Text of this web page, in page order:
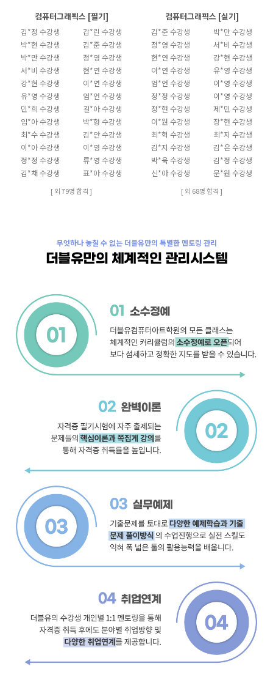
컴퓨터그래픽스 [필기]
김*정 수강생
갑*린 수강생
박*현 수강생
김*준 수강생
박*만 수강생
정*영 수강생
서*비 수강생
현*연 수강생
강*현 수강생
이*연 수강생
유*영 수강생
엄*언 수강생
민*희 수강생
길*아 수강생
임*아 수강생
박*형 수강생
최*수 수강생
김*안 수강생
이*아 수강생
이*영 수강생
정*정 수강생
류*영 수강생
김*채 수강생
표*아 수강생
[ 외 79명 합격 ]
컴퓨터그래픽스 [실기]
김*준 수강생
박*만 수강생
정*영 수강생
서*비 수강생
현*연 수강생
강*현 수강생
이*연 수강생
유*영 수강생
엄*언 수강생
이*영 수강생
정*정 수강생
이*영 수강생
정*현 수강생
제*민 수강생
이*원 수강생
장*현 수강생
최*혁 수강생
최*지 수강생
김*지 수강생
김*은 수강생
박*욱 수강생
김*정 수강생
신*아 수강생
문*원 수강생
[ 외 68명 합격 ]
무엇하나 놓칠 수 없는 더블유만의 특별한 멘토링 관리
더블유만의 체계적인 관리시스템